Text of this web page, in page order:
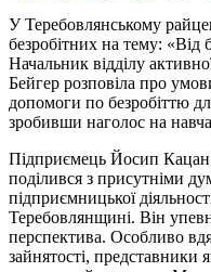
У Теребовлянському
безробітних на тему: «Від
Начальник відділу
Бейгер розповіла про
допомоги по безробіттю
зробивши наголос на
Підприємець Йосип Кацан,
поділився з присутніми
підприємницької
Теребовлянщині. Він
перспектива. Особливо
зайнятості, представники